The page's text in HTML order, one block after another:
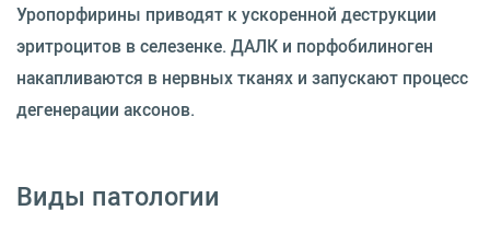
Уропорфирины приводят к ускоренной деструкции
эритроцитов в селезенке. ДАЛК и порфобилиноген
накапливаются в нервных тканях и запускают процесс
дегенерации аксонов.
Виды патологии